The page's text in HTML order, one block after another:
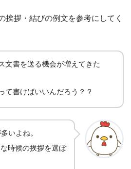
挨拶・結びの例文を参考にしてく
文書を送る機会が増えてきた
て書けばいいんだろう？？
いよね。
時候の挨拶を選ぼ